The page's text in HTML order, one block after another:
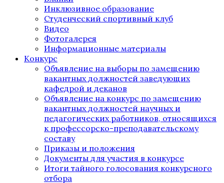
Инклюзивное образование
Студенческий спортивный клуб
Видео
Фотогалерея
Информационные материалы
Конкурс
Объявление на выборы по замещению
вакантных должностей заведующих
кафедрой и деканов
Объявление на конкурс по замещению
вакантных должностей научных и
педагогических работников, относящихся
к профессорско-преподавательскому
составу
Приказы и положения
Документы для участия в конкурсе
Итоги тайного голосования конкурсного
отбора